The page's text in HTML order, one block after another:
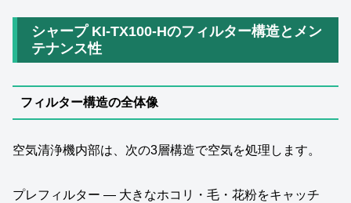
シャープ KI-TX100-Hのフィルター構造とメン
テナンス性
フィルター構造の全体像
空気清浄機内部は、次の3層構造で空気を処理します。
プレフィルター — 大きなホコリ・毛・花粉をキャッチ